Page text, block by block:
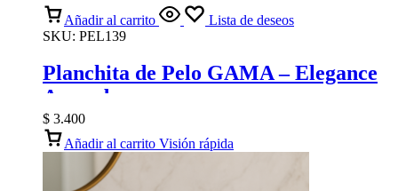
Añadir al carrito
Lista de deseos
SKU: PEL139
Planchita de Pelo GAMA – Elegance
Avocado
$ 3.400
Añadir al carrito Visión rápida